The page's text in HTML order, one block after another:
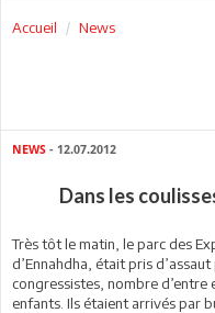
Accueil News
NEWS - 12.07.2012
Dans les
Très tôt le matin, le parc des
d’Ennahdha, était pris
congressistes, nombre
enfants. Ils étaient arrivés par